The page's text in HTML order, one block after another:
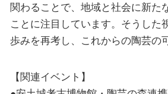
関わることで、地域と社会に新た
ことに注目しています。そうした
歩みを再考し、これからの陶芸の
【関連イベント】